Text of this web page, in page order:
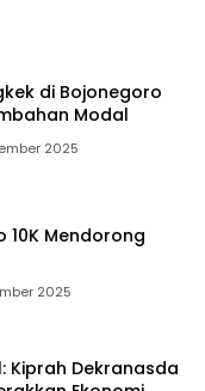
di Bojonegoro
Modal
2025
10K Mendorong
2025
Kiprah Dekranasda